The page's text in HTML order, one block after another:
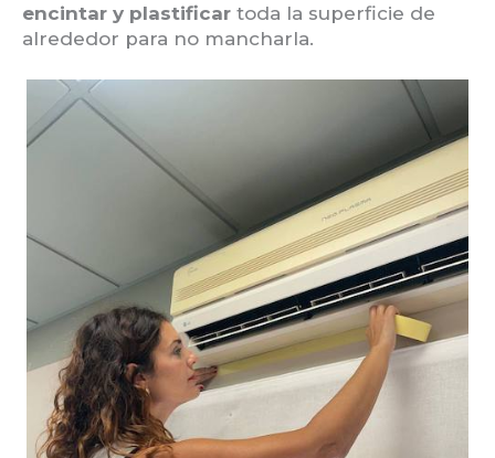
encintar y plastificar toda la superficie de
alrededor para no mancharla.